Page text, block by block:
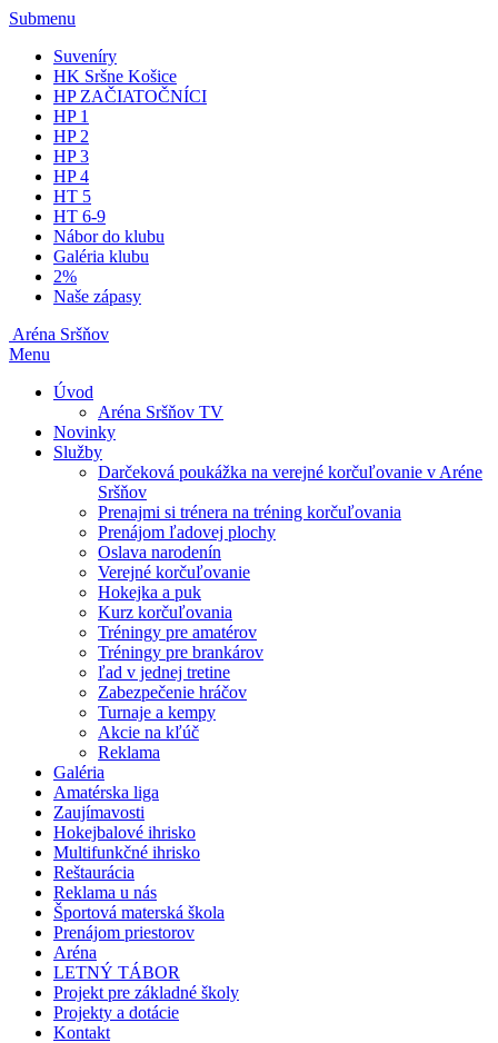
Submenu
Suveníry
HK Sršne Košice
HP ZAČIATOČNÍCI
HP 1
HP 2
HP 3
HP 4
HT 5
HT 6-9
Nábor do klubu
Galéria klubu
2%
Naše zápasy
Aréna Sršňov
Menu
Úvod
Aréna Sršňov TV
Novinky
Služby
Darčeková poukážka na verejné korčuľovanie v Aréne
Sršňov
Prenajmi si trénera na tréning korčuľovania
Prenájom ľadovej plochy
Oslava narodenín
Verejné korčuľovanie
Hokejka a puk
Kurz korčuľovania
Tréningy pre amatérov
Tréningy pre brankárov
ľad v jednej tretine
Zabezpečenie hráčov
Turnaje a kempy
Akcie na kľúč
Reklama
Galéria
Amatérska liga
Zaujímavosti
Hokejbalové ihrisko
Multifunkčné ihrisko
Reštaurácia
Reklama u nás
Športová materská škola
Prenájom priestorov
Aréna
LETNÝ TÁBOR
Projekt pre základné školy
Projekty a dotácie
Kontakt